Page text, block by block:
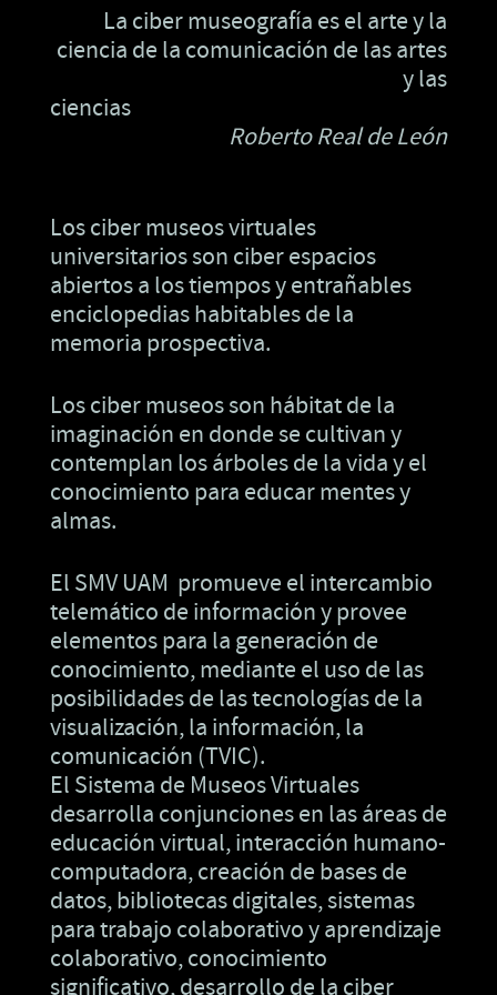
La ciber museografía es el arte y la
ciencia de la comunicación de las artes
y las
Roberto Real de León
Los ciber museos virtuales
universitarios son ciber espacios
abiertos a los tiempos y entrañables
enciclopedias habitables de la
memoria prospectiva.
Los ciber museos son hábitat de la
imaginación en donde se cultivan y
contemplan los árboles de la vida y el
conocimiento para educar mentes y
almas.
El SMV UAM promueve el intercambio
telemático de información y provee
elementos para la generación de
conocimiento, mediante el uso de las
posibilidades de las tecnologías de la
visualización, la información, la
comunicación (TVIC).
El Sistema de Museos Virtuales
desarrolla conjunciones en las áreas de
educación virtual, interacción humano-
computadora, creación de bases de
datos, bibliotecas digitales, sistemas
para trabajo colaborativo y aprendizaje
colaborativo, conocimiento
significativo, desarrollo de la ciber